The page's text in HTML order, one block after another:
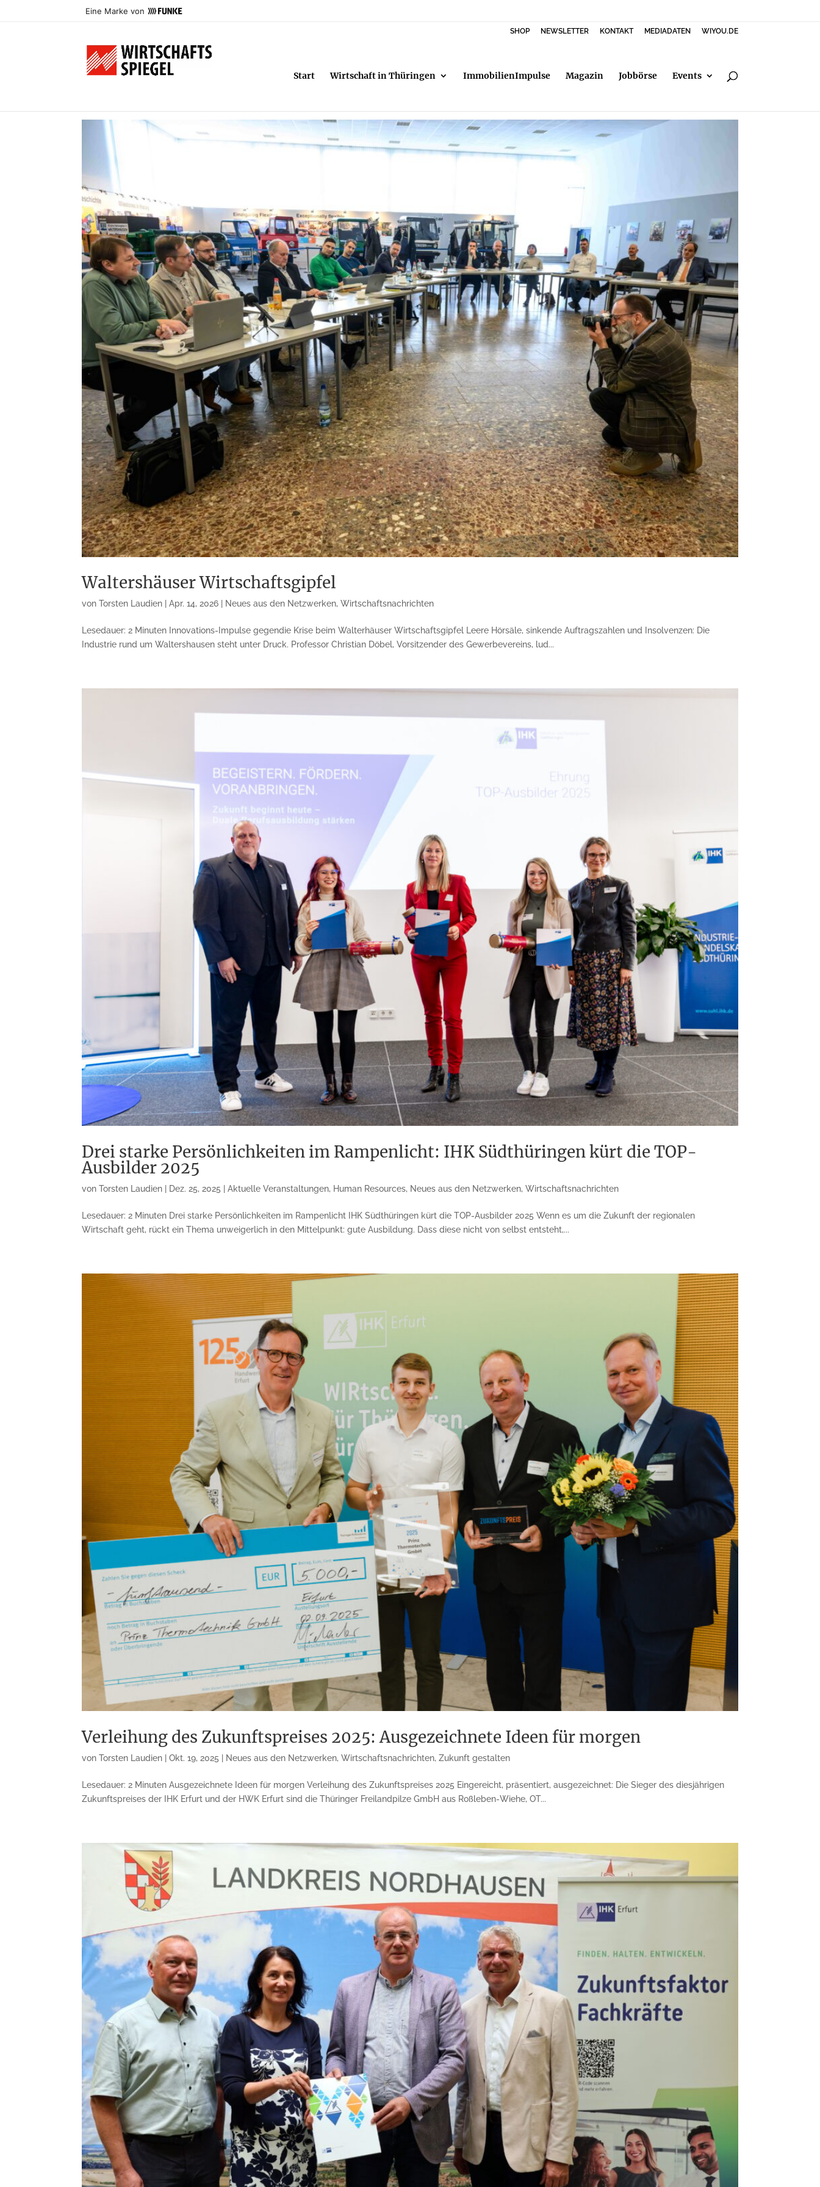
Eine Marke von
SHOP NEWSLETTER KONTAKT MEDIADATEN WIYOU.DE
Start Wirtschaft in Thüringen ImmobilienImpulse Magazin Jobbörse Events
Waltershäuser Wirtschaftsgipfel
vonTorsten Laudien |Apr. 14, 2026 Neues aus den Netzwerken,Wirtschaftsnachrichten
Lesedauer: 2 Minuten Innovations-Impulse gegendie Krise beim Walterhäuser Wirtschaftsgipfel Leere Hörsäle, sinkende Auftragszahlen und Insolvenzen: Die
Industrie rund um Waltershausen steht unter Druck. Professor Christian Döbel, Vorsitzender des Gewerbevereins, lud...
Drei starke Persönlichkeiten im Rampenlicht: IHK Südthüringen kürt die TOP-
Ausbilder 2025
vonTorsten Laudien Dez. 25, 2025 |Aktuelle Veranstaltungen, Human Resources, Neues aus den Netzwerken,Wirtschaftsnachrichten
Lesedauer: 2 Minuten Drei starke Persönlichkeiten im Rampenlicht IHK Südthüringen kürt die TOP-Ausbilder 2025 Wenn es um die Zukunft der regionalen
Wirtschaft geht, rückt ein Thema unweigerlich in den Mittelpunkt: gute Ausbildung. Dass diese nicht von selbst entsteht,...
Verleihung des Zukunftspreises 2025: Ausgezeichnete Ideen für morgen
vonTorsten Laudien |Okt. 19, 2025 Neues aus den Netzwerken,Wirtschaftsnachrichten,Zukunft gestalten
Lesedauer: 2 Minuten Ausgezeichnete Ideen für morgen Verleihung des Zukunftspreises 2025 Eingereicht, präsentiert, ausgezeichnet: Die Sieger des diesjährigen
Zukunftspreises der IHK Erfurt und der HWK Erfurt sind die Thüringer Freilandpilze GmbH aus Roßleben-Wiehe, OT...